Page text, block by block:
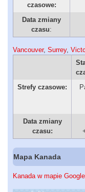
czasowe:
Data zmiany
czasu:
Vancouver, Surrey,
Strefy czasowe:
Data zmiany
czasu:
Mapa Kanada
Kanada w mapie Google